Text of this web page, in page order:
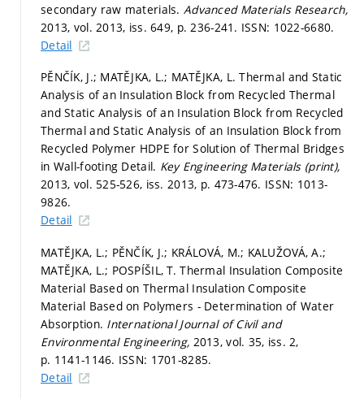
secondary raw materials. Advanced Materials Research,
2013, vol. 2013, iss. 649, p. 236-241. ISSN: 1022-6680.
Detail
PĚNČÍK, J.; MATĚJKA, L.; MATĚJKA, L. Thermal and Static
Analysis of an Insulation Block from Recycled Thermal
and Static Analysis of an Insulation Block from Recycled
Thermal and Static Analysis of an Insulation Block from
Recycled Polymer HDPE for Solution of Thermal Bridges
in Wall-footing Detail. Key Engineering Materials (print),
2013, vol. 525-526, iss. 2013, p. 473-476. ISSN: 1013-
9826.
Detail
MATĚJKA, L.; PĚNČÍK, J.; KRÁLOVÁ, M.; KALUŽOVÁ, A.;
MATĚJKA, L.; POSPÍŠIL, T. Thermal Insulation Composite
Material Based on Thermal Insulation Composite
Material Based on Polymers - Determination of Water
Absorption. International Journal of Civil and
Environmental Engineering, 2013, vol. 35, iss. 2,
p. 1141-1146. ISSN: 1701-8285.
Detail